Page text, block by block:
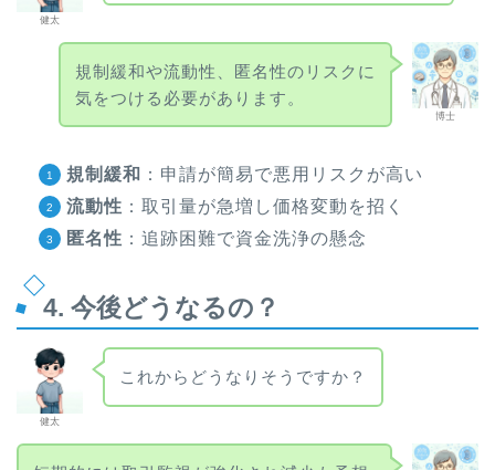
健太
博士
規制緩和や流動性、匿名性のリスクに
気をつける必要があります。
規制緩和 ：申請が簡易で悪用リスクが高い
流動性 ：取引量が急増し価格変動を招く
匿名性 ：追跡困難で資金洗浄の懸念
4. 今後どうなるの？
健太
これからどうなりそうですか？